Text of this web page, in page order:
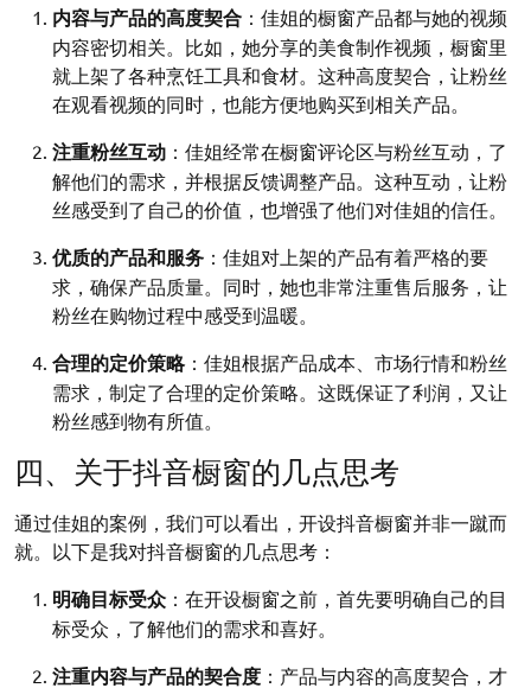
内容与产品的高度契合 ：佳姐的橱窗产品都与她的视频
内容密切相关。比如，她分享的美食制作视频，橱窗里
就上架了各种烹饪工具和食材。这种高度契合，让粉丝
在观看视频的同时，也能方便地购买到相关产品。
注重粉丝互动 ：佳姐经常在橱窗评论区与粉丝互动，了
解他们的需求，并根据反馈调整产品。这种互动，让粉
丝感受到了自己的价值，也增强了他们对佳姐的信任。
优质的产品和服务 ：佳姐对上架的产品有着严格的要
求，确保产品质量。同时，她也非常注重售后服务，让
粉丝在购物过程中感受到温暖。
合理的定价策略：佳姐根据产品成本、市场行情和粉丝
需求，制定了合理的定价策略。这既保证了利润，又让
粉丝感到物有所值。
四、关于抖音橱窗的几点思考
通过佳姐的案例，我们可以看出，开设抖音橱窗并非一蹴而
就。以下是我对抖音橱窗的几点思考：
明确目标受众 ：在开设橱窗之前，首先要明确自己的目
标受众，了解他们的需求和喜好。
注重内容与产品的契合度 ：产品与内容的高度契合，才